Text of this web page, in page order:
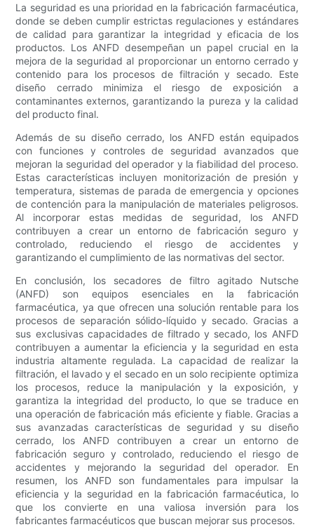
La seguridad es una prioridad en la fabricación farmacéutica,
donde se deben cumplir estrictas regulaciones y estándares
de calidad para garantizar la integridad y eficacia de los
productos. Los ANFD desempeñan un papel crucial en la
mejora de la seguridad al proporcionar un entorno cerrado y
contenido para los procesos de filtración y secado. Este
diseño cerrado minimiza el riesgo de exposición a
contaminantes externos, garantizando la pureza y la calidad
del producto final.
Además de su diseño cerrado, los ANFD están equipados
con funciones y controles de seguridad avanzados que
mejoran la seguridad del operador y la fiabilidad del proceso.
Estas características incluyen monitorización de presión y
temperatura, sistemas de parada de emergencia y opciones
de contención para la manipulación de materiales peligrosos.
Al incorporar estas medidas de seguridad, los ANFD
contribuyen a crear un entorno de fabricación seguro y
controlado, reduciendo el riesgo de accidentes y
garantizando el cumplimiento de las normativas del sector.
En conclusión, los secadores de filtro agitado Nutsche
(ANFD) son equipos esenciales en la fabricación
farmacéutica, ya que ofrecen una solución rentable para los
procesos de separación sólido-líquido y secado. Gracias a
sus exclusivas capacidades de filtrado y secado, los ANFD
contribuyen a aumentar la eficiencia y la seguridad en esta
industria altamente regulada. La capacidad de realizar la
filtración, el lavado y el secado en un solo recipiente optimiza
los procesos, reduce la manipulación y la exposición, y
garantiza la integridad del producto, lo que se traduce en
una operación de fabricación más eficiente y fiable. Gracias a
sus avanzadas características de seguridad y su diseño
cerrado, los ANFD contribuyen a crear un entorno de
fabricación seguro y controlado, reduciendo el riesgo de
accidentes y mejorando la seguridad del operador. En
resumen, los ANFD son fundamentales para impulsar la
eficiencia y la seguridad en la fabricación farmacéutica, lo
que los convierte en una valiosa inversión para los
fabricantes farmacéuticos que buscan mejorar sus procesos.